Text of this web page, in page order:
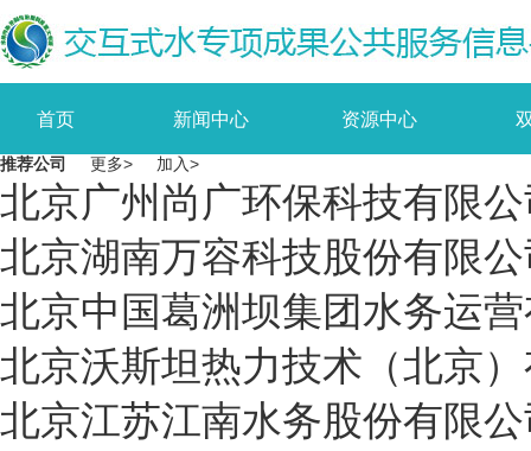
首页 新闻中心 资源中心
推荐公司 更多> 加入>
北京广州尚广环保科技有限
北京湖南万容科技股份有限
北京中国葛洲坝集团水务运
北京沃斯坦热力技术（北京
北京江苏江南水务股份有限